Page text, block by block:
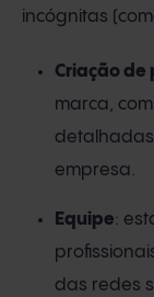
incógnitas
Criação de
marca,
empresa.
Equipe:
das redes